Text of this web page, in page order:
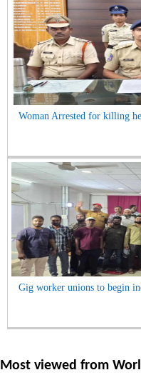
Woman Arrested for killing
Gig worker unions to begin
Most viewed from